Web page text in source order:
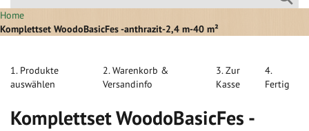
Home
Komplettset WoodoBasicFes -anthrazit-2,4 m-40 m²
1. Produkte
auswählen
2. Warenkorb &
Versandinfo
3. Zur
Kasse
4.
Fertig
Komplettset WoodoBasicFes -